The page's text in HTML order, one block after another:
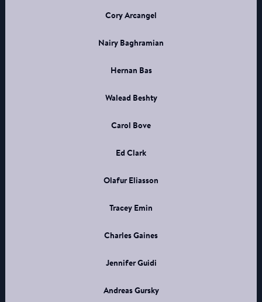
Cory Arcangel
Nairy Baghramian
Hernan Bas
Walead Beshty
Carol Bove
Ed Clark
Olafur Eliasson
Tracey Emin
Charles Gaines
Jennifer Guidi
Andreas Gursky